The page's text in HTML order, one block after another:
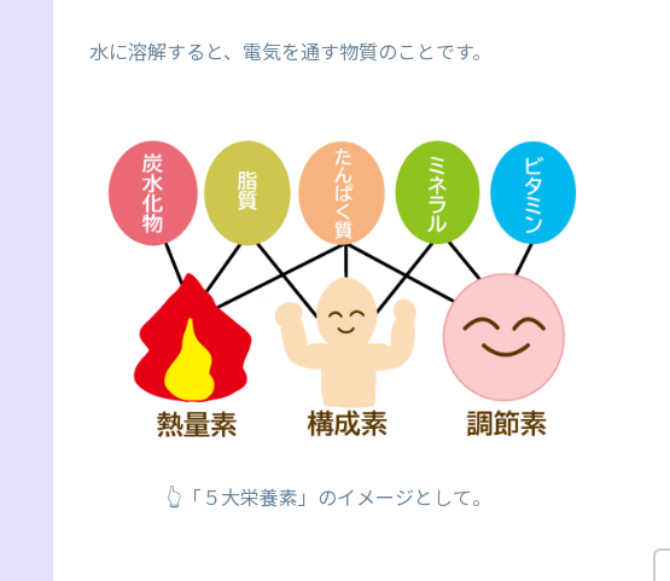
水に溶解すると、電気を通す物質のことです。
👆「５大栄養素」のイメージとして。